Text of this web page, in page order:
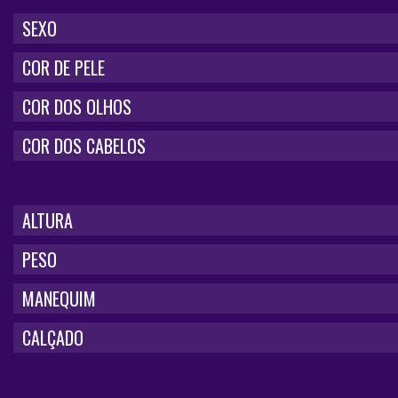
SEXO
COR DE PELE
COR DOS OLHOS
COR DOS CABELOS
ALTURA
PESO
MANEQUIM
CALÇADO